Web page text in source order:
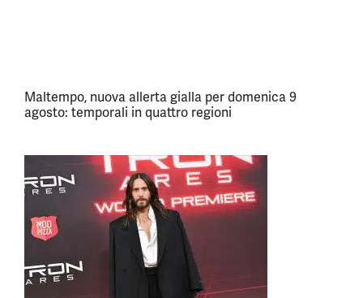
Maltempo, nuova allerta gialla per domenica 9
agosto: temporali in quattro regioni